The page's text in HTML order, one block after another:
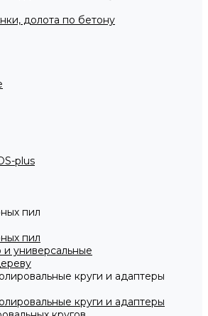
долота по бетону
plus
пил
пил
универсальные
круги и адаптеры
круги и адаптеры